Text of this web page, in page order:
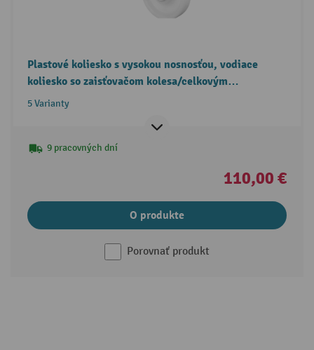
Plastové koliesko s vysokou nosnosťou, vodiace
koliesko so zaisťovačom kolesa/celkovým
zaisťovačom, guľôčkové ložisko, doska, Ø × šírka
5 Varianty
9 pracovných dní
110,00 €
O produkte
Porovnať produkt